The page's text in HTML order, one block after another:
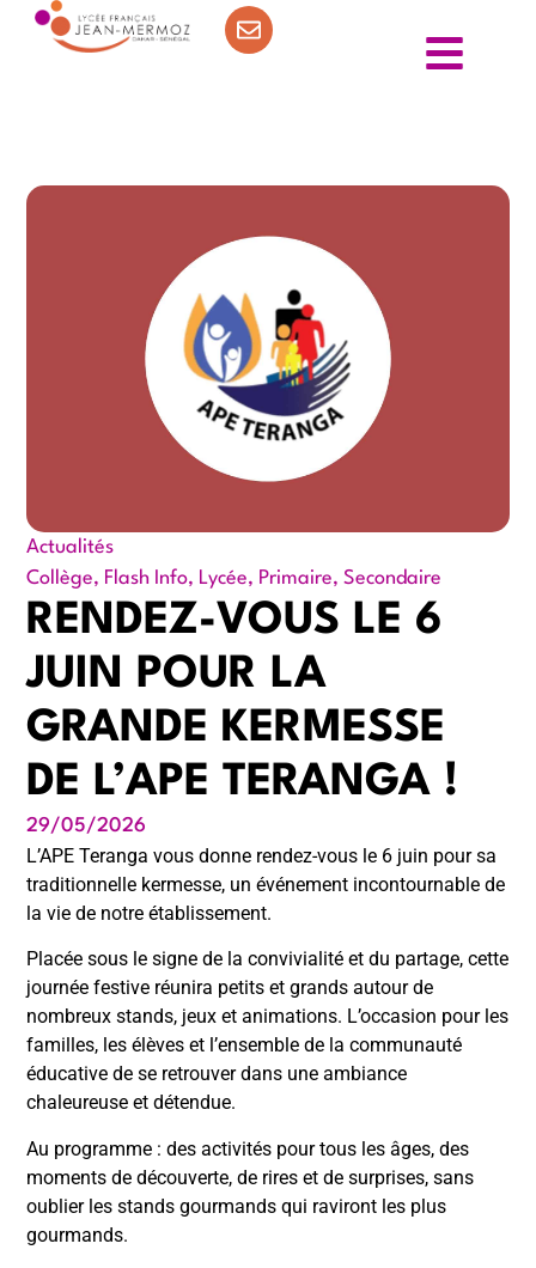
Actualités
Collège, Flash Info, Lycée, Primaire,Secondaire
RENDEZ-VOUS LE 6
JUIN POUR LA
GRANDE KERMESSE
DE L’APE TERANGA !
29/05/2026
L’APE Teranga vous donne rendez-vous le 6 juin pour sa
traditionnelle kermesse, un événement incontournable de
la vie de notre établissement.
Placée sous le signe de la convivialité et du partage, cette
journée festive réunira petits et grands autour de
nombreux stands, jeux et animations. L’occasion pour les
familles, les élèves et l’ensemble de la communauté
éducative de se retrouver dans une ambiance
chaleureuse et détendue.
Au programme : des activités pour tous les âges, des
moments de découverte, de rires et de surprises, sans
oublier les stands gourmands qui raviront les plus
gourmands.